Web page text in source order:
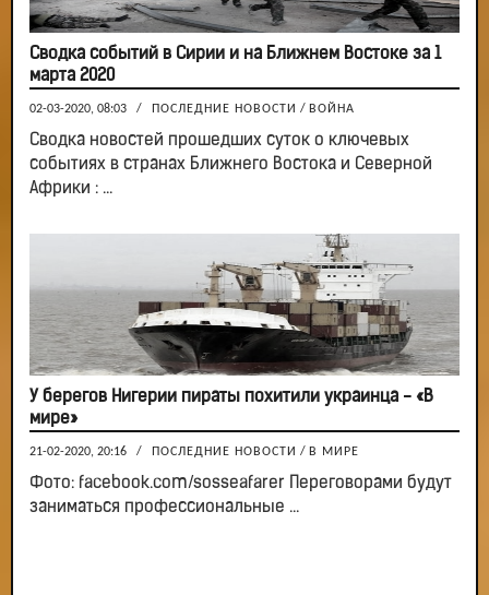
Сводка событий в Сирии и на Ближнем Востоке за 1
марта 2020
02-03-2020, 08:03 / ПОСЛЕДНИЕ НОВОСТИ / ВОЙНА
Сводка новостей прошедших суток о ключевых
событиях в странах Ближнего Востока и Северной
Африки : ...
У берегов Нигерии пираты похитили украинца - «В
мире»
21-02-2020, 20:16 / ПОСЛЕДНИЕ НОВОСТИ / В МИРЕ
Фото: facebook.com/sosseafarer Переговорами будут
заниматься профессиональные ...